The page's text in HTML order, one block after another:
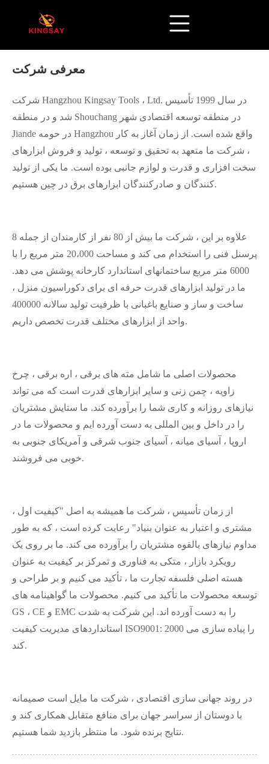
معرفی شرکت
شرکت Hangzhou Kingsay Tools ، Ltd. در سال 1999 تأسیس
شد و در منطقه Shouchang در منطقه توسعه اقتصادی شهر
Jiande در حومه Hangzhou واقع شده است. از زمان آغاز به کار
، شرکت ما متعهد به تحقیق و توسعه ، تولید و فروش ابزارهای
سخت افزاری و قدرت و لوازم جانبی بوده است. ما یکی از تولید
کنندگان و صادرکنندگان ابزارهای برق در چین هستیم.
علاوه بر این ، شرکت ما بیش از 80 نفر از کارمندان از جمله 8
پرسنل فنی را استخدام می کند و مساحت 20،000 متر مربع را با
6000 متر مربع ساختمانهای استاندارد کارخانه پوشش می دهد.
ما در تولید ابزارهای قدرت حرفه ای برای دکوراسیون منزل ،
ساخت و ساز و صنایع باغبانی با ظرفیت تولید سالانه 400000
واحد از ابزارهای مختلف قدرت تخصص داریم.
محصولات اصلی ما شامل مته های برقی ، اره برقی ، چرخ
زاویه ، چمن زنی و سایر ابزارهای قدرت است که می تواند
نیازهای روزانه و کاری شما را برآورده کند. ما ستایش مشتریان
را در داخل و بین المللی به دست آورده ایم و محصولات ما در
اروپا ، آسیای میانه ، آسیای جنوب شرقی و آمریکای جنوبی به
خوبی می فروشند.
از زمان تأسیس ، شرکت ما همیشه به اصل "کیفیت اول ،
مشتری و اعتبار به عنوان بنیاد" رعایت کرده است ، که به طور
مداوم نیازهای بالقوه مشتریان را برآورده می کند. ما بر روی یک
رویکرد بازار ، متکی به فناوری و تمرکز بر کیفیت به عنوان
هسته اصلی فلسفه تجارت ما ، تأکید می کنیم و بر طراحی و
توسعه محصولات ما تأکید می کنیم. محصولات ما گواهینامه های
GS ، CE و EMC را به دست آورده اند. این شرکت به شدت
استانداردهای مدیریت کیفیت ISO9001: 2000 را پیاده سازی می
کند.
در روند جهانی سازی اقتصادی ، شرکت ما مایل است صمیمانه
با دوستان از سراسر جهان برای منافع متقابل همکاری کند و
نتایج برنده شود. ما منتظر بازدید شما هستیم.